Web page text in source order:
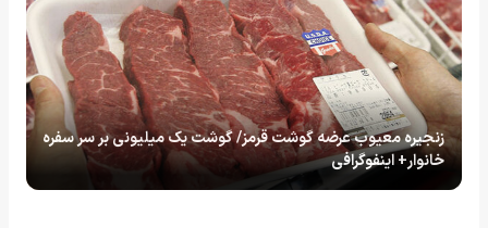
زنجیره معیوب عرضه گوشت قرمز/ گوشت یک میلیونی بر سر سفره
خانوار+ اینفوگرافی